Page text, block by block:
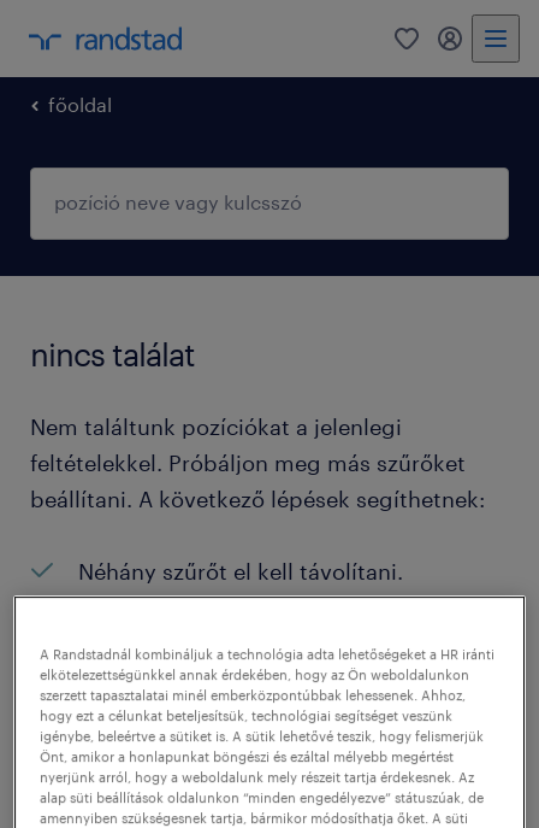
0 fiókom
főoldal
nincs találat
Nem találtunk pozíciókat a jelenlegi
feltételekkel. Próbáljon meg más szűrőket
beállítani. A következő lépések segíthetnek:
Néhány szűrőt el kell távolítani.
Próbálja meg kibővíteni a keresés
helyszínét.
Adjon meg más pozíció nevet, vagy
kulcsszót, és ellenőrizze, hogy helyesen
írta-e le.
A Randstadnál kombináljuk a technológia adta lehetőségeket a HR iránti
elkötelezettségünkkel annak érdekében, hogy az Ön weboldalunkon
szerzett tapasztalatai minél emberközpontúbbak lehessenek. Ahhoz,
hogy ezt a célunkat beteljesítsük, technológiai segítséget veszünk
igénybe, beleértve a sütiket is. A sütik lehetővé teszik, hogy felismerjük
Önt, amikor a honlapunkat böngészi és ezáltal mélyebb megértést
nyerjünk arról, hogy a weboldalunk mely részeit tartja érdekesnek. Az
alap süti beállítások oldalunkon “minden engedélyezve” státuszúak, de
amennyiben szükségesnek tartja, bármikor módosíthatja őket. A süti